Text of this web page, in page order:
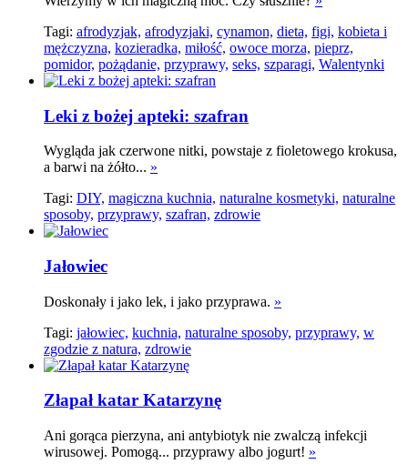
Tagi: afrodyzjak, afrodyzjaki, cynamon, dieta, figi, kobieta i
mężczyzna, kozieradka, miłość, owoce morza, pieprz,
pomidor, pożądanie, przyprawy, seks, szparagi, Walentynki
Leki z bożej apteki: szafran
Wygląda jak czerwone nitki, powstaje z fioletowego krokusa,
a barwi na żółto... »
Tagi: DIY, magiczna kuchnia, naturalne kosmetyki, naturalne
sposoby, przyprawy, szafran, zdrowie
Jałowiec
Doskonały i jako lek, i jako przyprawa. »
Tagi: jałowiec, kuchnia, naturalne sposoby, przyprawy, w
zgodzie z natura, zdrowie
Złapał katar Katarzynę
Ani gorąca pierzyna, ani antybiotyk nie zwalczą infekcji
wirusowej. Pomogą... przyprawy albo jogurt! »